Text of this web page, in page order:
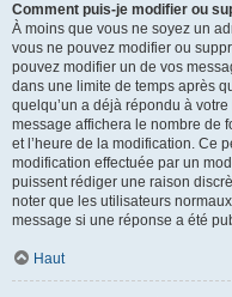
Comment puis-je modifier ou
À moins que vous ne soyez un
vous ne pouvez modifier ou
pouvez modifier un de vos
dans une limite de temps après
quelqu’un a déjà répondu à
message affichera le nombre de
et l’heure de la modification. Ce
modification effectuée par un
puissent rédiger une raison
noter que les utilisateurs
message si une réponse a été
Haut